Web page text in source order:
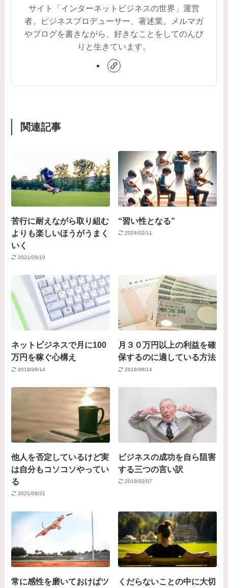
サイト「インターネットビジネスの世界」運営
者。ビジネスプロデューサー、著述業。メルマガ
やブログを書きながら、好きなことをしてのんび
りと生きています。
関連記事
苦行に耐えながら取り組む
よりも楽しいほうがうまく
いく
2021/09/10
“習い性となる”
2024/02/11
ネットビジネスで月に100
万円を稼ぐ心構え
2018/08/14
月３０万円以上の利益を確
保するのに適している方法
2018/08/14
他人を否定しているけど実
は自分もコソコソやってい
る
2021/09/21
ビジネスの成功を自ら阻害
する三つの言い訳
2019/02/07
常に感性を磨いておけばツ
くだらないことの中に大切